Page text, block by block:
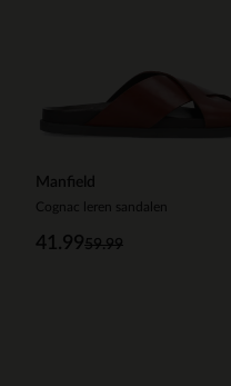
Manfield
Cognac leren sandalen
59.99
41.99